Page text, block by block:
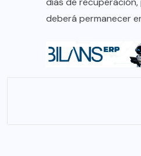
deberá permanecer